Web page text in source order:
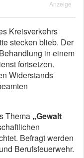
Anzeige
Kreisverkehrs
stecken blieb. Der
in einem
fortsetzen.
Widerstands
Thema „Gewalt
Befragt werden
Berufsfeuerwehr.